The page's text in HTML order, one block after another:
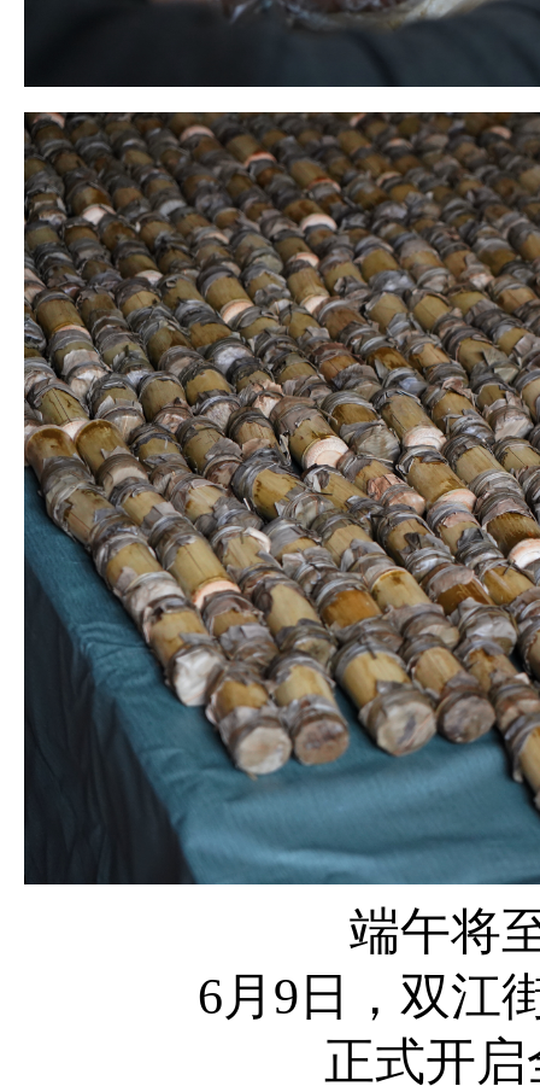
端午将
6月9日，双江
正式开